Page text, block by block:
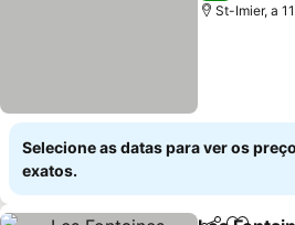
St-Imier, a
Selecione as datas para ver os
exatos.